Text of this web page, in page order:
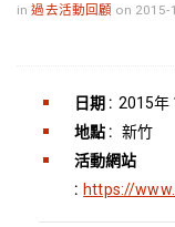
in過去活動回顧 on 2015-
日期 : 2015年
地點 : 新竹
活動網站
: https://